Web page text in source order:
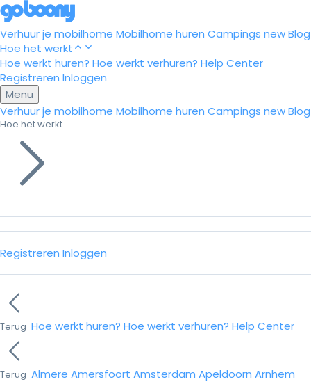
Verhuur je mobilhome Mobilhome huren Campings newBlog
Hoe het werkt
Hoe werkt huren? Hoe werkt verhuren? Help Center
Registreren Inloggen
Menu
Verhuur je mobilhome Mobilhome huren Campings newBlog
Hoe het werkt
Registreren Inloggen
Terug Hoe werkt huren? Hoe werkt verhuren? Help Center
Terug Almere Amersfoort Amsterdam Apeldoorn Arnhem